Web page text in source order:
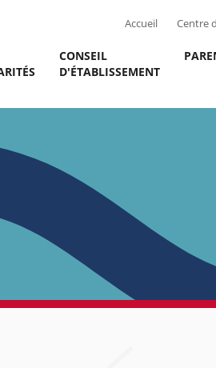
Accueil Centre
CONSEIL
D'ÉTABLISSEMENT